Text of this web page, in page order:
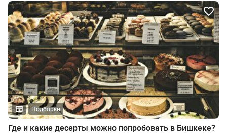
Подборки
Где и какие десерты можно попробовать в Бишкеке?